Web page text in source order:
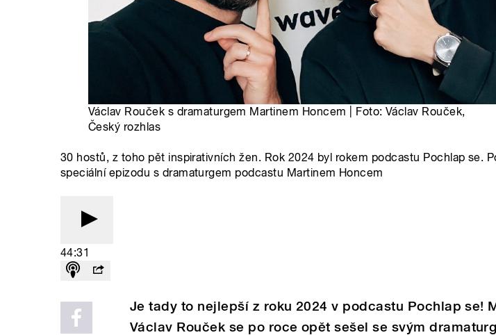
Václav Rouček s dramaturgem Martinem Honcem | Foto: Václav Rouček,
Český rozhlas
30 hostů, z toho pět inspirativních žen. Rok 2024 byl rokem podcastu Pochlap se.
speciální epizodu s dramaturgem podcastu Martinem Honcem
44:31
Je tady to nejlepší z roku 2024 v podcastu Pochlap se!
Václav Rouček se po roce opět sešel se svým